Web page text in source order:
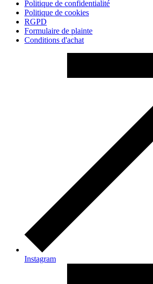
Politique de confidentialité
Politique de cookies
RGPD
Formulaire de plainte
Conditions d'achat
Instagram